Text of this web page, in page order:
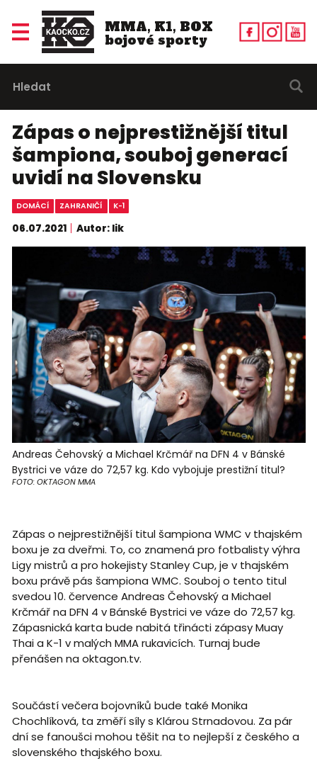
MMA, K1, BOX
bojové sporty
Zápas o nejprestižnější titul
šampiona, souboj generací
uvidí na Slovensku
DOMÁCÍ ZAHRANIČÍ K-1
06.07.2021 Autor: lik
Andreas Čehovský a Michael Krčmář na DFN 4 v Bánské
Bystrici ve váze do 72,57 kg. Kdo vybojuje prestižní titul?
FOTO: OKTAGON MMA
Zápas o nejprestižnější titul šampiona WMC v thajském
boxu je za dveřmi. To, co znamená pro fotbalisty výhra
Ligy mistrů a pro hokejisty Stanley Cup, je v thajském
boxu právě pás šampiona WMC. Souboj o tento titul
svedou 10. července Andreas Čehovský a Michael
Krčmář na DFN 4 v Bánské Bystrici ve váze do 72,57 kg.
Zápasnická karta bude nabitá třinácti zápasy Muay
Thai a K-1 v malých MMA rukavicích. Turnaj bude
přenášen na oktagon.tv.
Součástí večera bojovníků bude také Monika
Chochlíková, ta změří síly s Klárou Strnadovou. Za pár
dní se fanoušci mohou těšit na to nejlepší z českého a
slovenského thajského boxu.